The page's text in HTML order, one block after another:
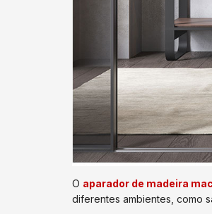
O aparador de madeira
diferentes ambientes, como